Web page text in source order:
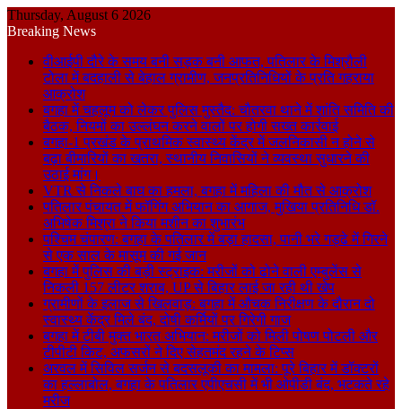
Thursday, August 6 2026
Breaking News
वीआईपी दौरे के समय बनी सड़क बनी आफत, पतिलार के मिश्रौली
टोला में बदहाली से बेहाल ग्रामीण, जनप्रतिनिधियों के प्रति गहराया
आक्रोश
बगहा में चहलूम को लेकर पुलिस मुस्तैद: चौतरवा थाने में शांति समिति की
बैठक, नियमों का उल्लंघन करने वालों पर होगी सख्त कार्रवाई
बगहा-1 प्रखंड के प्राथमिक स्वास्थ्य केंद्र में जलनिकासी न होने से
बढ़ा बीमारियों का खतरा, स्थानीय निवासियों ने व्यवस्था सुधारने की
उठाई मांग।
VTR से निकले बाघ का हमला, बगहा में महिला की मौत से आक्रोश
पतिलार पंचायत में फॉगिंग अभियान का आगाज, मुखिया प्रतिनिधि डॉ.
अभिषेक मिश्रा ने किया मशीन का शुभारंभ
पश्चिम चंपारण: बगहा के पतिलार में बड़ा हादसा, पानी भरे गड्ढे में गिरने
से एक साल के मासूम की गई जान
बगहा में पुलिस की बड़ी स्ट्राइक: मरीजों को ढोने वाली एम्बुलेंस से
निकली 157 लीटर शराब, UP से बिहार लाई जा रही थी खेप
ग्रामीणों के इलाज से खिलवाड़: बगहा में औचक निरीक्षण के दौरान दो
स्वास्थ्य केंद्र मिले बंद, दोषी कर्मियों पर गिरेगी गाज
बगहा में टीबी मुक्त भारत अभियान: मरीजों को मिली पोषण पोटली और
टीपीटी किट, अफसरों ने दिए सेहतमंद रहने के टिप्स
अरवल में सिविल सर्जन से बदसलूकी का मामला: पूरे बिहार में डॉक्टरों
का हल्लाबोल, बगहा के पतिलार एपीएचसी में भी ओपीडी बंद, भटकते रहे
मरीज